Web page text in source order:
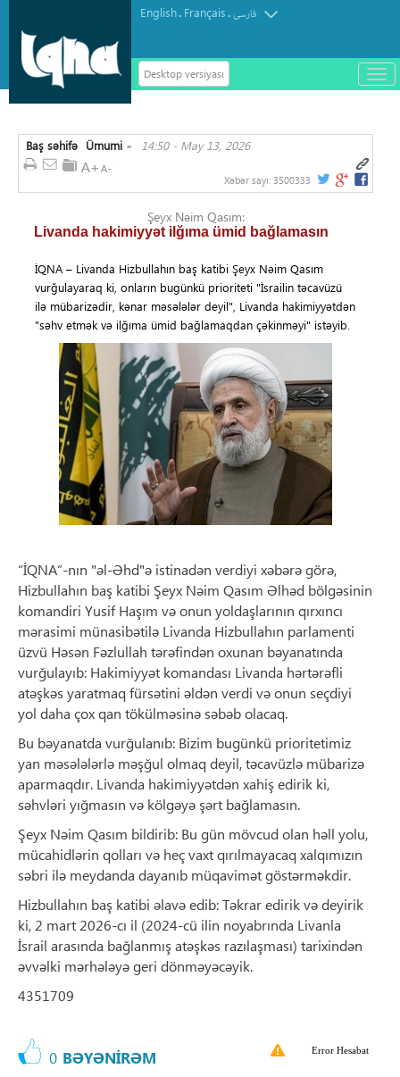
English. Français.فارسی
Desktop versiyası
باز
و
Baş səhifə »
Ümumi 14:50 - May 13, 2026
Xəbər sayı: 3500333
Şeyx Nəim Qasım:
Livanda hakimiyyət ilğıma ümid bağlamasın
İQNA – Livanda Hizbullahın baş katibi Şeyx Nəim Qasım
vurğulayaraq ki, onların bugünkü prioriteti "İsrailin təcavüzü
ilə mübarizədir, kənar məsələlər deyil", Livanda hakimiyyətdən
"səhv etmək və ilğıma ümid bağlamaqdan çəkinməyi" istəyib.
“İQNA”-nın "əl-Əhd"ə istinadən verdiyi xəbərə görə,
Hizbullahın baş katibi Şeyx Nəim Qasım Əlhəd bölgəsinin
komandiri Yusif Haşım və onun yoldaşlarının qırxıncı
mərasimi münasibətilə Livanda Hizbullahın parlamenti
üzvü Həsən Fəzlullah tərəfindən oxunan bəyanatında
vurğulayıb: Hakimiyyət komandası Livanda hərtərəfli
atəşkəs yaratmaq fürsətini əldən verdi və onun seçdiyi
yol daha çox qan tökülməsinə səbəb olacaq.
Bu bəyanatda vurğulanıb: Bizim bugünkü prioritetimiz
yan məsələlərlə məşğul olmaq deyil, təcavüzlə mübarizə
aparmaqdır. Livanda hakimiyyətdən xahiş edirik ki,
səhvləri yığmasın və kölgəyə şərt bağlamasın.
Şeyx Nəim Qasım bildirib: Bu gün mövcud olan həll yolu,
mücahidlərin qolları və heç vaxt qırılmayacaq xalqımızın
səbri ilə meydanda dayanıb müqavimət göstərməkdir.
Hizbullahın baş katibi əlavə edib: Təkrar edirik və deyirik
ki, 2 mart 2026-cı il (2024-cü ilin noyabrında Livanla
İsrail arasında bağlanmış atəşkəs razılaşması) tarixindən
əvvəlki mərhələyə geri dönməyəcəyik.
4351709
0 BƏYƏNİRƏM Error Hesabat